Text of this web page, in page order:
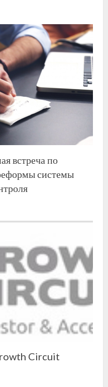
встреча по
системы
Circuit